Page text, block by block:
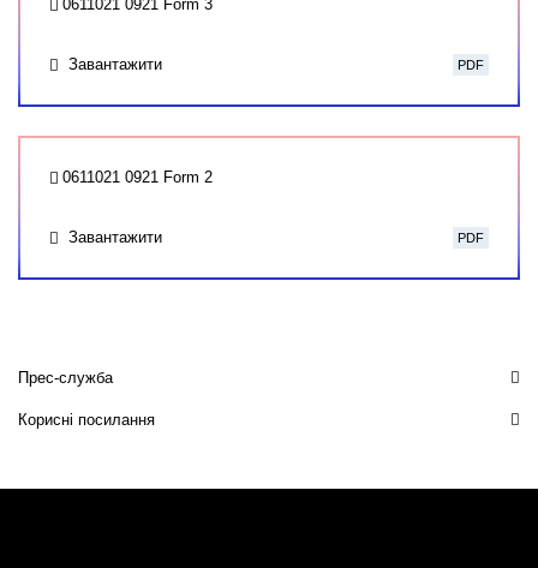
0611021 0921 Form 3
Завантажити PDF
0611021 0921 Form 2
Завантажити PDF
Прес-служба
Корисні посилання